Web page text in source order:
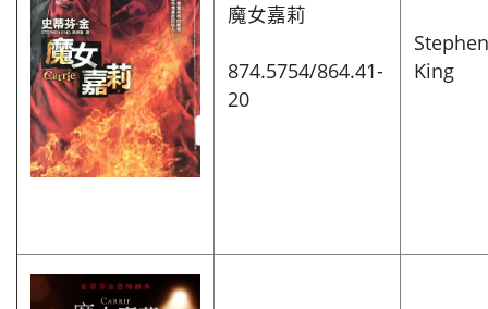
魔女嘉莉
874.5754/864.41-
20
Stephen
King